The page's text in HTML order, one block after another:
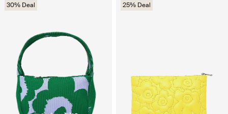
30% Deal 25% Deal